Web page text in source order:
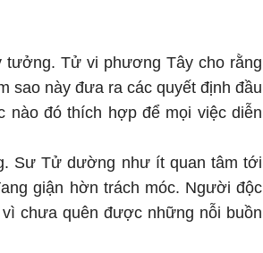
Tử vi phương Tây cho rằng
sao này đưa ra các quyết định đầu
đó thích hợp để mọi việc diễn
Sư Tử dường như ít quan tâm tới
giận hờn trách móc. Người độc
chưa quên được những nỗi buồn